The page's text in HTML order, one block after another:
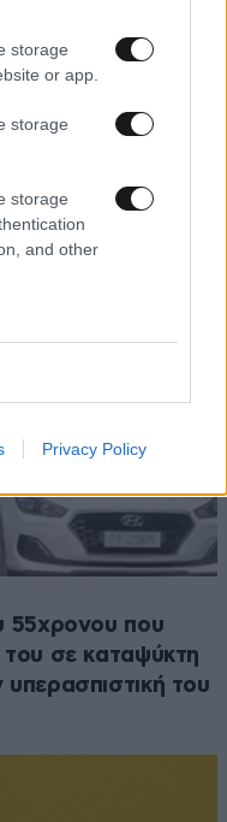
storage
or app.
storage
storage
and other
Privacy Policy
διαφορά 48 ετών
– «Θα μπορούσε
55χρονου που
σε καταψύκτη
του